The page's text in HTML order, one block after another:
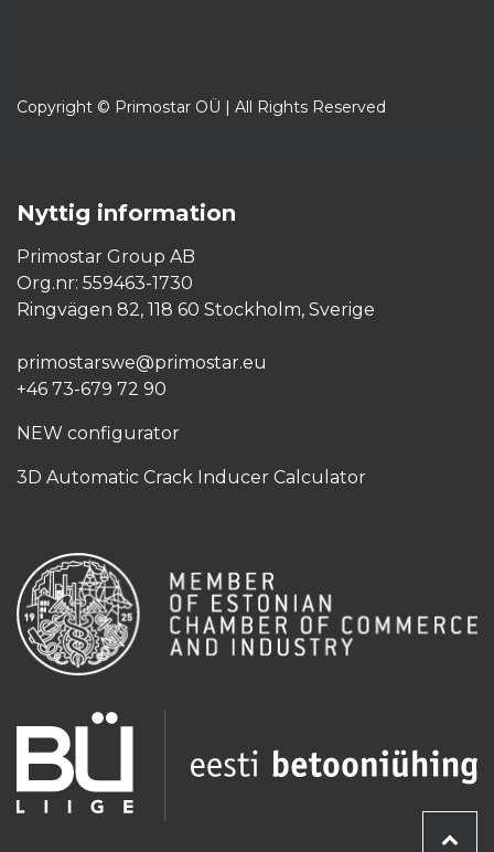
Copyright © Primostar OÜ | All Rights Reserved
Nyttig information
Primostar Group AB
Org.nr: 559463-1730
Ringvägen 82, 118 60 Stockholm, Sverige
primostarswe@primostar.eu​
+46 73-679 72 90
NEW configurator
3D Automatic Crack Inducer Calculator